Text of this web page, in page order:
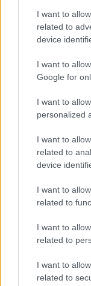
I want to
related to
device
I want to
Google for
I want to
personalized
I want to
related to
device
I want to
related to
I want to
related to
I want to
related to
3D
okostelefonok
(is) válnak. Már
a Zika és a HIV
Egyetem
alkalmazás és
sárgaságot,
betegségek
Egy 18 éves
tintasugaras
amelyekből
kreativitással